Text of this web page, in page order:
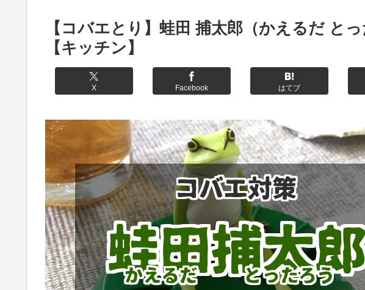
【コバエとり】蛙田 捕太郎（かえるだ と
【キッチン】
X Facebook はてブ